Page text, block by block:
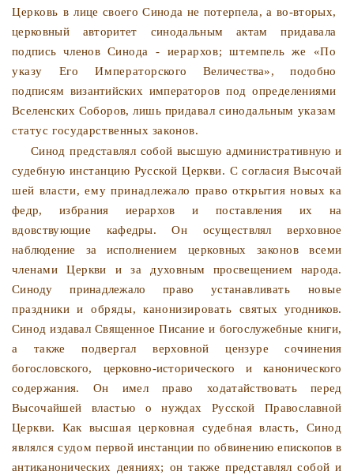
Церковь влице своего Синода не потерпела, а во-вторых,
церковный авторитет синодальным актам придавала
подпись членов Си­нода - иерархов; штемпель же «По
указу Его Император­ского Величества», подобно
подписям византийских импера­торов под определениями
Вселенских Соборов, лишь прида­вал синодальным указам
статус государственных законов.
Синод представлял собой высшую административную и
судебную инстанцию Русской Церкви. С согласия Высочай­
шей власти, ему принадлежало право открытия новых ка­
федр, избрания иерархов и поставления их на
вдовствующие кафедры. Он осуществлял верховное
наблюдение за исполне­нием церковных законов всеми
членами Церкви и за духов­ным просвещением народа.
Синоду принадлежало право уста­навливать новые
праздники и обряды, канонизировать свя­тых угодников.
Синод издавал Священное Писание и богослу­жебные книги,
а также подвергал верховной цензуре сочине­ния
богословского, церковно-исторического и канонического
содержания. Он имел право ходатайствовать перед
Высочай­шей властью о нуждах Русской Православной
Церкви. Как высшая церковная судебная власть, Синод
являлся судомпервой инстанции по обвинению епископов в
антиканоничес­ких деяниях; он также представлял собой и